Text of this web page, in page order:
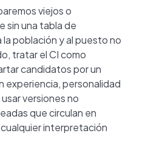
viejos o
sin una tabla de
población y al puesto no
tratar el CI como
candidatos por un
experiencia, personalidad
versiones no
que circulan en
interpretación